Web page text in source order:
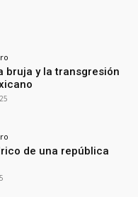
bruja y la transgresión
de una república